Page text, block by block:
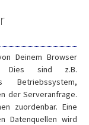
Deinem Browser
Dies sind z.B.
Betriebssystem,
der Serveranfrage.
zuordenbar. Eine
Datenquellen wird